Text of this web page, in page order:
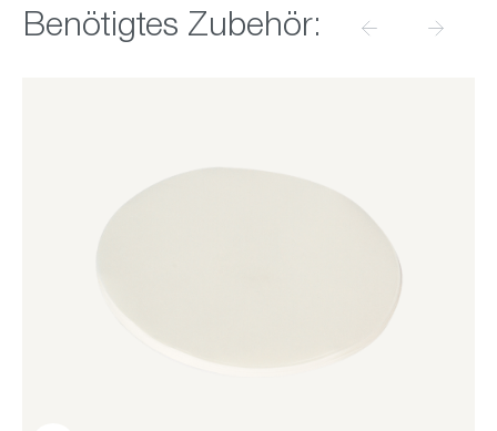
Produktgalerie überspringen
Benötigtes Zubehör: